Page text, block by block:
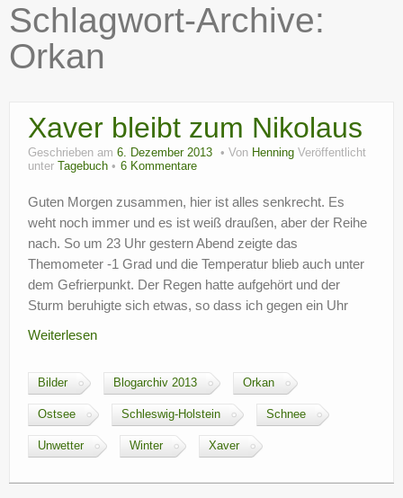
Reiseberichte
Unterwegs
Freizeit
Wohnmobil-Technik
?
Schlagwort-Archive:
Orkan
Xaver bleibt zum Nikolaus
Geschrieben am 6. Dezember 2013 Von Henning Veröffentlicht
unter
Tagebuch 6 Kommentare
Guten Morgen zusammen, hier ist alles senkrecht. Es
weht noch immer und es ist weiß draußen, aber der Reihe
nach. So um 23 Uhr gestern Abend zeigte das
Themometer -1 Grad und die Temperatur blieb auch unter
dem Gefrierpunkt. Der Regen hatte aufgehört und der
Sturm beruhigte sich etwas, so dass ich gegen ein Uhr
Weiterlesen
Bilder Blogarchiv 2013 Orkan
Ostsee Schleswig-Holstein Schnee
Unwetter Winter Xaver